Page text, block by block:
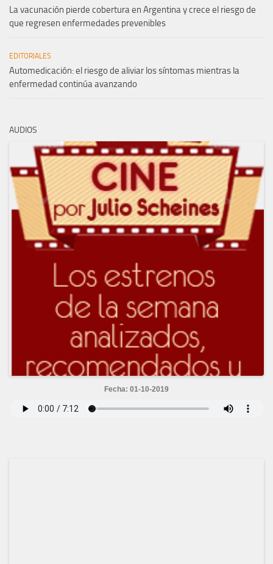
La vacunación pierde cobertura en Argentina y crece el riesgo de
que regresen enfermedades prevenibles
EDITORIALES
Automedicación: el riesgo de aliviar los síntomas mientras la
enfermedad continúa avanzando
AUDIOS
Fecha: 01-10-2019